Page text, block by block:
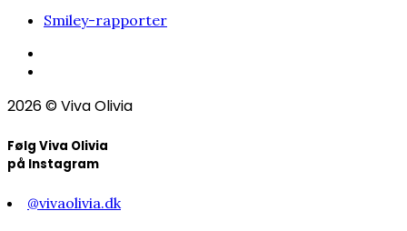
Smiley-rapporter
2026© Viva Olivia
Følg Viva Olivia
på Instagram
@vivaolivia.dk